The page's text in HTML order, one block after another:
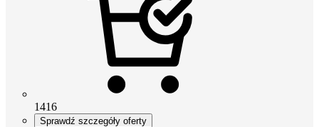
1416
Sprawdź szczegóły oferty